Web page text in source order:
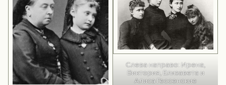
Слева направо: Ирена,
Виктория, Елизавета и
Алиса Гессенские